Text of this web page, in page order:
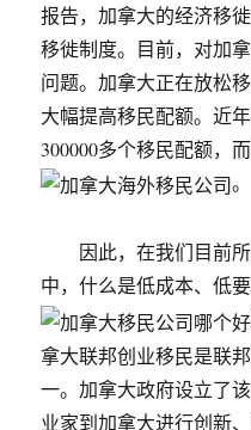
报告，加拿大的经济移
移徙制度。目前，对加
问题。加拿大正在放松
大幅提高移民配额。近
300000多个移民配额，
。
因此，在我们目前所
中，什么是低成本、低
拿大联邦创业移民是联
一。加拿大政府设立了
业家到加拿大进行创新